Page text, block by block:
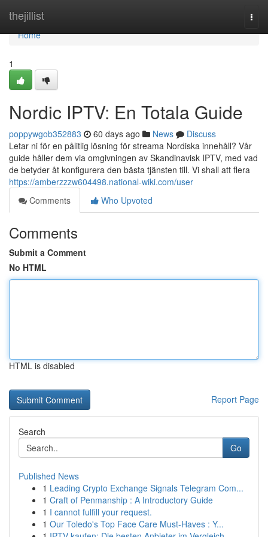
thejillist
Home
Home
1
Nordic IPTV: En Totala Guide
poppywgob352883 60 days ago News
Discuss
Letar ni för en pålitlig lösning för streama Nordiska innehåll? Vår
guide håller dem via omgivningen av Skandinavisk IPTV, med vad
de betyder åt konfigurera den bästa tjänsten till. Vi shall att flera
https://amberzzzw604498.national-wiki.com/user
Comments
Who Upvoted
Comments
Submit a Comment
No HTML
HTML is disabled
Report Page
Search
Go
Published News
1 Leading Crypto Exchange Signals Telegram Com...
1 Craft of Penmanship : A Introductory Guide
1 I cannot fulfill your request.
1 Our Toledo's Top Face Care Must-Haves : Y...